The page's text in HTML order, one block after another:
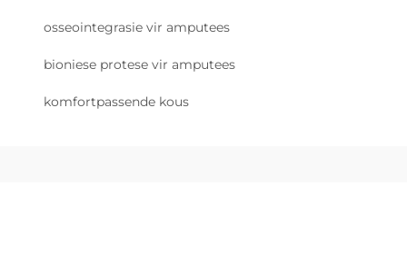
osseointegrasie vir amputees
bioniese protese vir amputees
komfortpassende kous